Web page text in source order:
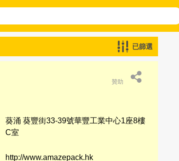
已篩選
贊助
葵涌 葵豐街33-39號華豐工業中心1座8樓
C室
http://www.amazepack.hk